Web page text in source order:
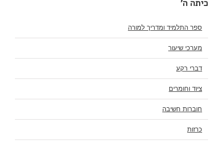
כיתה ה'
ספר התלמיד ומדריך למורה
מערכי שיעור
דברי רקע
ציוד וחומרים
חוברות חשיבה
כרזות